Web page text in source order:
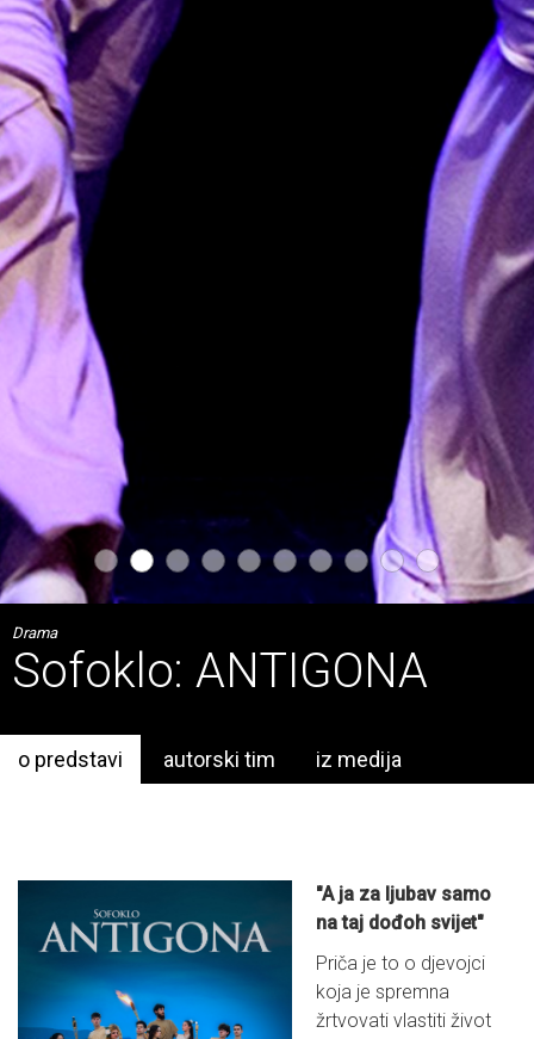
Drama
Sofoklo: ANTIGONA
o predstavi autorski tim iz medija
"A ja za ljubav samo
na taj dođoh svijet"
Priča je to o djevojci
koja je spremna
žrtvovati vlastiti život